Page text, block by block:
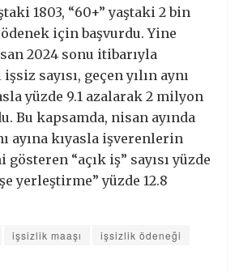
1803, “60+” yaştaki 2 bin
için başvurdu. Yine
2024 sonu itibarıyla
işsiz sayısı, geçen yılın aynı
yüzde 9.1 azalarak 2 milyon
Bu kapsamda, nisan ayında
ayına kıyasla işverenlerin
“açık iş” sayısı yüzde
yerleştirme” yüzde 12.8
işsizlik maaşı işsizlik ödeneği